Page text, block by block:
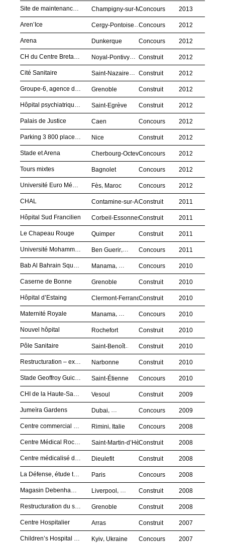
Site de maintenance du Grand Paris Express Champigny-sur-Marne
Concours 2013
Aren’Ice Cergy-Pontoise Concours 2012
Arena Dunkerque Concours 2012
CH du Centre Bretagne Noyal-Pontivy Construit 2012
Cité Sanitaire Saint-Nazaire Construit 2012
Groupe-6, agence d’architecture Grenoble Construit 2012
Hôpital psychiatrique de Saint-Égrève Saint-Egrève Construit 2012
Palais de Justice Caen Concours 2012
Parking 3 800 places, CAP3000 Nice Construit 2012
Stade et Arena Cherbourg-OctevilleConcours 2012
Tours mixtes Bagnolet Concours 2012
Université Euro Méditerranéenne Fès, Maroc Concours 2012
CHAL Contamine-sur-ArveConstruit 2011
Hôpital Sud Francilien Corbeil-EssonnesConstruit 2011
Le Chapeau Rouge Quimper Construit 2011
Université Mohammed VI Ben Guerir, MarocConcours 2011
Bab Al Bahrain Square Manama, BahreïnConcours 2010
Caserne de Bonne Grenoble Construit 2010
Hôpital d’Estaing Clermont-FerrandConstruit 2010
Maternité Royale Manama, BahreïnConcours 2010
Nouvel hôpital Rochefort Construit 2010
Pôle Sanitaire Saint-Benoît, Réunion
Construit 2010
Restructuration – extension de l’hôpital Narbonne Construit 2010
Stade Geoffroy Guichard Saint-Étienne Concours 2010
CHI de la Haute-Saône Vesoul Construit 2009
Jumeïra Gardens Dubai, Émirats arabes unis
Concours 2009
Centre commercial La Murri Rimini, Italie Concours 2008
Centre Médical Rocheplane (SSR) Saint-Martin-d’HèresConstruit 2008
Centre médicalisé de pneumologie Dieulefit Construit 2008
La Défense, étude territoriale Paris Concours 2008
Magasin Debenhams, Paradise One Liverpool, Royaume-Uni
Construit 2008
Restructuration du site Alstom Grenoble Construit 2008
Centre Hospitalier Arras Construit 2007
Children’s Hospital of the Future Kyiv, Ukraine Concours 2007